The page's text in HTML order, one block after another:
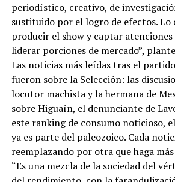
periodístico, creativo, de
sustituido por el logro de efectos. Lo
producir el show y captar
liderar porciones de mercado”,
Las noticias más leídas tras el
fueron sobre la Selección: las
locutor machista y la hermana de
sobre Higuaín, el denunciante de
este ranking de consumo noticioso,
ya es parte del paleozoico. Cada
reemplazando por otra que haga
“Es una mezcla de la sociedad del